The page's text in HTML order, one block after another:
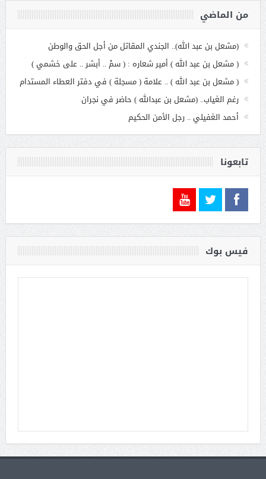
من الماضي
(مشعل بن عبد الله).. الجندي المقاتل من أجل الحق والوطن
( مشعل بن عبد الله ) أمير شعاره : ( سمْ .. أبشر .. على خشمي )
( مشعل بن عبد الله ) .. علامة ( مسجلة ) في دفتر العطاء المستدام
رغم الغياب.. (مشعل بن عبدالله ) حاضر في نجران
أحمد الغفيلي .. رجل الأمن الحكيم
تابعونا
فيس بوك